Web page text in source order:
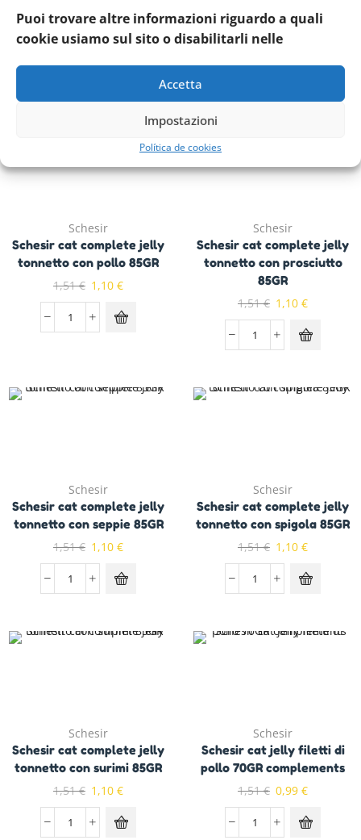
Puoi trovare altre informazioni riguardo a quali
cookie usiamo sul sito o disabilitarli nelle
Accetta
Impostazioni
Política de cookies
tonnetto con manzo 85GR
1,51€ 1,10€
tonnetto con orata 85GR
1,51€ 1,10
Schesir
Schesir cat complete jelly
tonnetto con pollo 85GR
1,51€ 1,10 €
Schesir
Schesir cat complete jelly
tonnetto con prosciutto
85GR
1,51€ 1,10 €
Schesir
Schesir cat complete jelly
tonnetto con seppie 85GR
1,51€ 1,10 €
Schesir
Schesir cat complete jelly
tonnetto con spigola 85GR
1,51€ 1,10 €
Schesir
Schesir cat complete jelly
tonnetto con surimi 85GR
1,51€ 1,10 €
Schesir
Schesir cat jelly filetti di
pollo 70GR complements
1,51€ 0,99 €